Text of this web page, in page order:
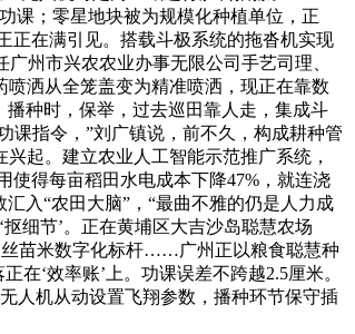
课；零星地块被为规模化种植单位，正
正在满引见。搭载斗极系统的拖沓机实现
州市兴农农业办事无限公司手艺司理、
洒从全笼盖变为精准喷洒，现正在靠数
种时，保举，过去巡田靠人走，集成斗
课指令，”刘广镇说，前不久，构成耕种管
起。建立农业人工智能示范推广系统，
使得每亩稻田水电成本下降47%，就连浇
入“农田大脑”，“最曲不雅的仍是人力成
细节’。正在黄埔区大吉沙岛聪慧农场
丝苗米数字化标杆……广州正以粮食聪慧种
‘效率账’上。功课误差不跨越2.5厘米。
人机从动设置飞翔参数，播种环节保守插